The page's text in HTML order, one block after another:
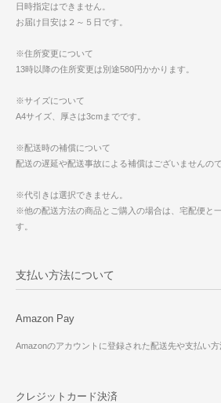
日時指定はできません。
お届け目安は２～５日です。
※住所変更について
13時以降の住所変更は別途580円かかります。
※サイズについて
A4サイズ、厚さは3cmまでです。
※配送時の補償について
配送の遅延や配送事故による補償はございませんの
※代引きは選択できません。
※他の配送方法の商品とご購入の場合は、宅配便と
す。
支払い方法について
Amazon Pay
Amazonのアカウントに登録された配送先や支払い
クレジットカード決済